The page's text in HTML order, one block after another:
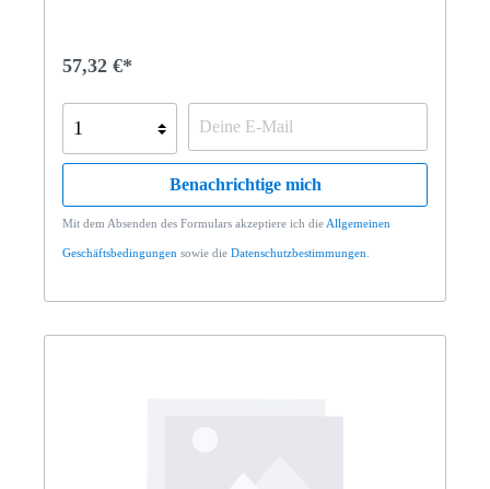
57,32 €*
Benachrichtige mich
Mit dem Absenden des Formulars akzeptiere ich die Allgemeinen
Geschäftsbedingungen sowie die Datenschutzbestimmungen